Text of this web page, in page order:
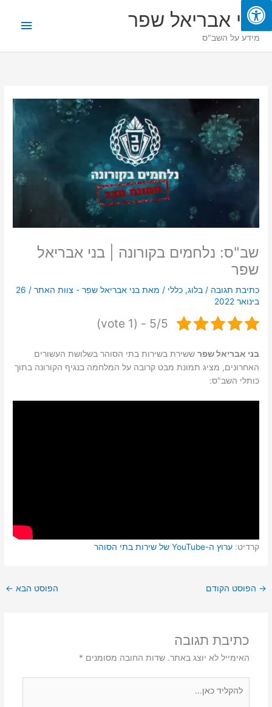
דילוג
לתוכןבני אבריאל שפר
מידע על השב"ס
שב"ס: נלחמים בקורונה | בני אבריאל
שפר
כתיבת תגובה /בלוג,כללי / מאתבני אבריאל שפר - צוות האתר/
26
בינואר 2022
5/5 - (1 vote)
בני אבריאל שפר ששירת בשירות בתי הסוהר בשלושת העשורים
האחרונים, מציג תמונת מבט קרובה על המלחמה בנגיף הקורונה בתוך
כותלי השב"ס:
קרדיט:ערוץ ה-YouTube של שירות בתי הסוהר
→ הפוסט הקודם הפוסט הבא ←
כתיבת תגובה
האימייל לא יוצג באתר. שדות החובה מסומנים *
כאן...